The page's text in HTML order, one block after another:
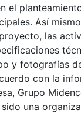
el
Así
las
y fotografías
con la
Grupo
una